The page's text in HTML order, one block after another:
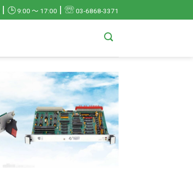
| 🕒9:00 ～ 17:00 | ☏03-6868-3371